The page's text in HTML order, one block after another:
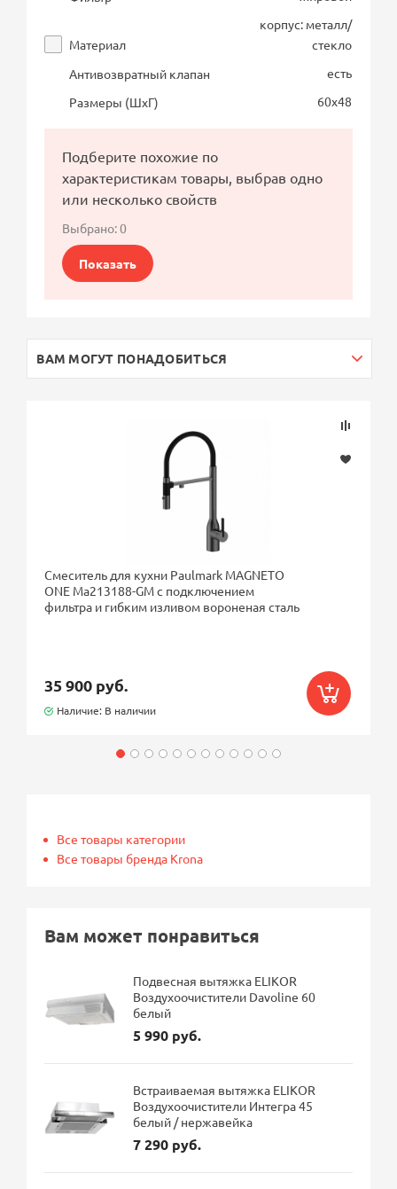
Материал
корпус: металл/
стекло
Антивозвратный клапан
есть
Размеры (ШхГ)
60х48
Подберите похожие по
характеристикам товары, выбрав одно
или несколько свойств
Выбрано:0
Показать
ВАМ МОГУТ ПОНАДОБИТЬСЯ
Смеситель для кухни Paulmark MAGNETO
ONE Ma213188-GM с подключением
фильтра и гибким изливом вороненая сталь
35 900 руб.
Наличие: В наличии
Все товары категории
Все товары бренда Krona
Вам может понравиться
Подвесная вытяжка ELIKOR
Воздухоочистители Davoline 60
белый
5 990 руб.
Встраиваемая вытяжка ELIKOR
Воздухоочистители Интегра 45
белый / нержавейка
7 290 руб.